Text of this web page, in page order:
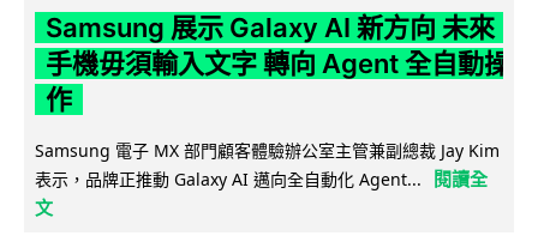
Samsung 展示 Galaxy AI 新方向 未來
手機毋須輸入文字 轉向 Agent 全自動操
作
Samsung 電子 MX 部門顧客體驗辦公室主管兼副總裁 Jay Kim
表示，品牌正推動 Galaxy AI 邁向全自動化 Agent...
閱讀全
文